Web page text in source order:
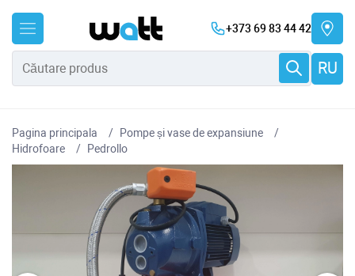
+373 69 83 44 42
RU
Pagina principala
Pompe și vase de expansiune
Hidrofoare
Pedrollo